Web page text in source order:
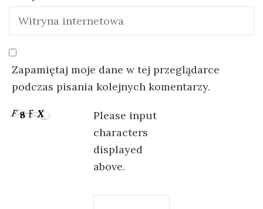
Zapamiętaj moje dane w tej przeglądarce
podczas pisania kolejnych komentarzy.
Please input
characters
displayed
above.